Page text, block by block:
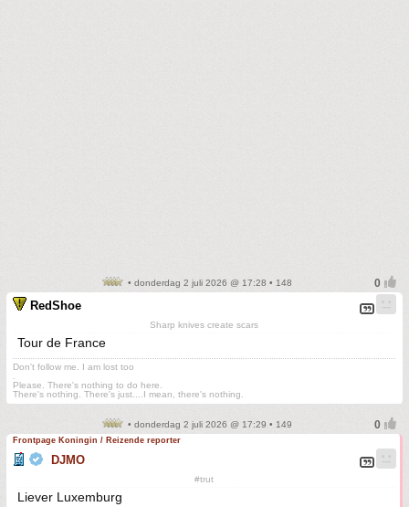
• donderdag 2 juli 2026 @ 17:28 • 148
RedShoe
Sharp knives create scars
Tour de France
Don't follow me. I am lost too
Please. There's nothing to do here.
There's nothing. There's just....I mean, there's nothing.
• donderdag 2 juli 2026 @ 17:29 • 149
Frontpage Koningin / Reizende reporter
DJMO
#trut
Liever Luxemburg